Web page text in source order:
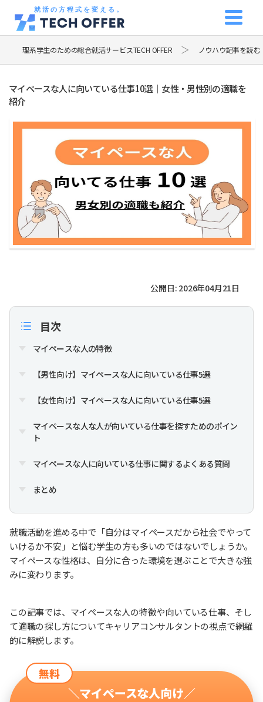
就活の方程式を変える。
理系学生のための総合就活サービスTECH OFFER ノウハウ記事を読む
マイペースな人に向いている仕事10選｜女性・男性別の適職を
紹介
公開日: 2026年04月21日
目次
マイペースな人の特徴
【男性向け】マイペースな人に向いている仕事5選
【女性向け】マイペースな人に向いている仕事5選
マイペースな人な人が向いている仕事を探すためのポイン
ト
マイペースな人に向いている仕事に関するよくある質問
まとめ
就職活動を進める中で「自分はマイペースだから社会でやって
いけるか不安」と悩む学生の方も多いのではないでしょうか。
マイペースな性格は、自分に合った環境を選ぶことで大きな強
みに変わります。
この記事では、マイペースな人の特徴や向いている仕事、そし
て適職の探し方についてキャリアコンサルタントの視点で網羅
的に解説します。
無料
＼マイペースな人向け／